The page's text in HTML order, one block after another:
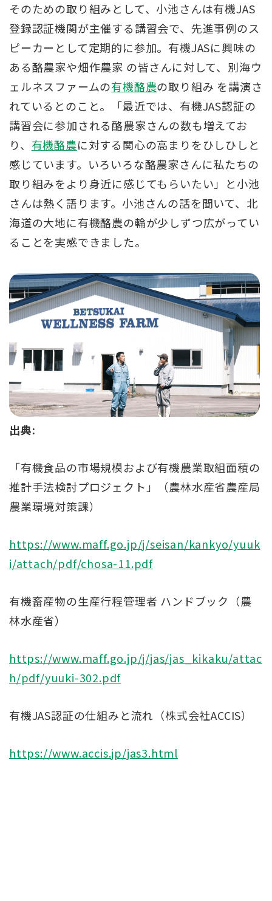
そのための取り組みとして、小池さんは有機JAS
登録認証機関が主催する講習会で、先進事例のス
ピーカーとして定期的に参加。有機JASに興味の
ある酪農家や畑作農家 の皆さんに対して、別海ウ
ェルネスファームの有機酪農の取り組み を講演さ
れているとのこと。「最近では、有機JAS認証の
講習会に参加される酪農家さんの数も増えてお
り、 有機酪農に対する関心の高まりをひしひしと
感じています。いろいろな酪農家さんに私たちの
取り組みをより身近に感じてもらいたい」と小池
さんは熱く語ります。小池さんの話を聞いて、北
海道の大地に有機酪農の輪が少しずつ広がってい
ることを実感できました。
出典:
「有機食品の市場規模および有機農業取組面積の
推計手法検討プロジェクト」（農林水産省農産局
農業環境対策課）
https://www.maff.go.jp/j/seisan/kankyo/yuuk
i/attach/pdf/chosa-11.pdf
有機畜産物の生産行程管理者 ハンドブック（農
林水産省）
https://www.maff.go.jp/j/jas/jas_kikaku/attac
h/pdf/yuuki-302.pdf
有機JAS認証の仕組みと流れ（株式会社ACCIS）
https://www.accis.jp/jas3.html